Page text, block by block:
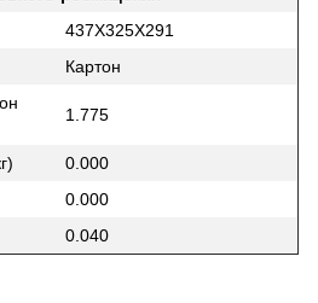
437X325X291
Картон
1.775
0.000
0.000
0.040